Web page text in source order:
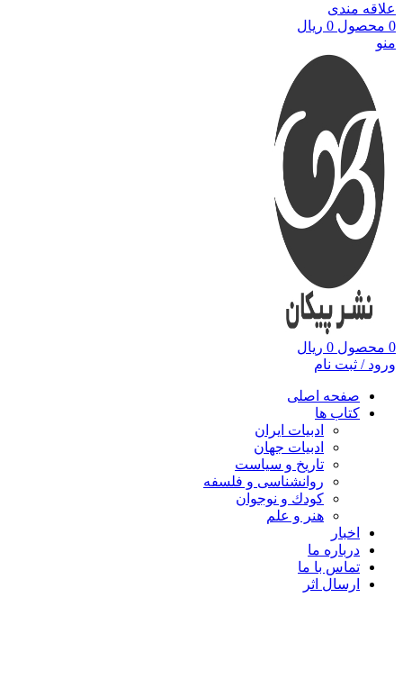
علاقه مندی
0 محصول 0 ریال
منو
0 محصول 0 ریال
ورود / ثبت نام
صفحه اصلی
کتاب ها
ادبیات ایران
ادبیات جهان
تاریخ و سیاست
روانشناسی و فلسفه
کودك و نوجوان
هنر و علم
اخبار
درباره ما
تماس با ما
ارسال اثر